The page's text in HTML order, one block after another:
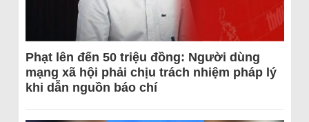
Phạt lên đến 50 triệu đồng: Người dùng
mạng xã hội phải chịu trách nhiệm pháp lý
khi dẫn nguồn báo chí